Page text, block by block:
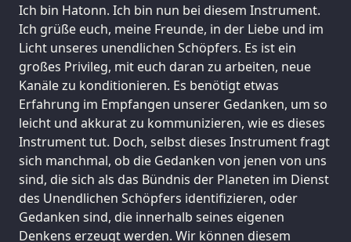
Ich bin Hatonn. Ich bin nun bei diesem Instrument.
Ich grüße euch, meine Freunde, in der Liebe und im
Licht unseres unendlichen Schöpfers. Es ist ein
großes Privileg, mit euch daran zu arbeiten, neue
Kanäle zu konditionieren. Es benötigt etwas
Erfahrung im Empfangen unserer Gedanken, um so
leicht und akkurat zu kommunizieren, wie es dieses
Instrument tut. Doch, selbst dieses Instrument fragt
sich manchmal, ob die Gedanken von jenen von uns
sind, die sich als das Bündnis der Planeten im Dienst
des Unendlichen Schöpfers identifizieren, oder
Gedanken sind, die innerhalb seines eigenen
Denkens erzeugt werden. Wir können diesem